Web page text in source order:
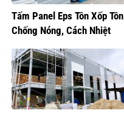
Tấm Panel Eps Tôn Xốp Tôn
Chống Nóng, Cách Nhiệt